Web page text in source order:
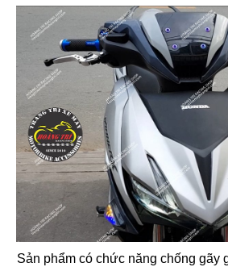
Sản phẩm có chức năng chống gãy